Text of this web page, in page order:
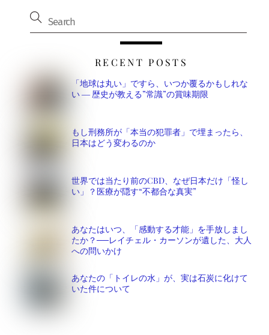
RECENT POSTS
「地球は丸い」ですら、いつか覆るかもしれな
い ― 歴史が教える”常識”の賞味期限
もし刑務所が「本当の犯罪者」で埋まったら、
日本はどう変わるのか
世界では当たり前のCBD、なぜ日本だけ「怪し
い」？医療が隠す“不都合な真実”
あなたはいつ、「感動する才能」を手放しまし
たか？──レイチェル・カーソンが遺した、大人
への問いかけ
あなたの「トイレの水」が、実は石炭に化けて
いた件について